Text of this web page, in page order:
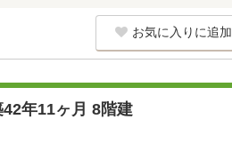
お気に入りに追加
年11ヶ月 8階建